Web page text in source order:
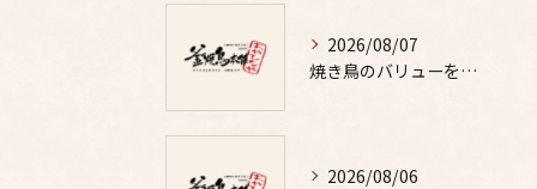
2026/08/07
焼き鳥のバリューを徹底比較した居酒屋やお酒と楽しむ鳥料理選び方ガイド
2026/08/06